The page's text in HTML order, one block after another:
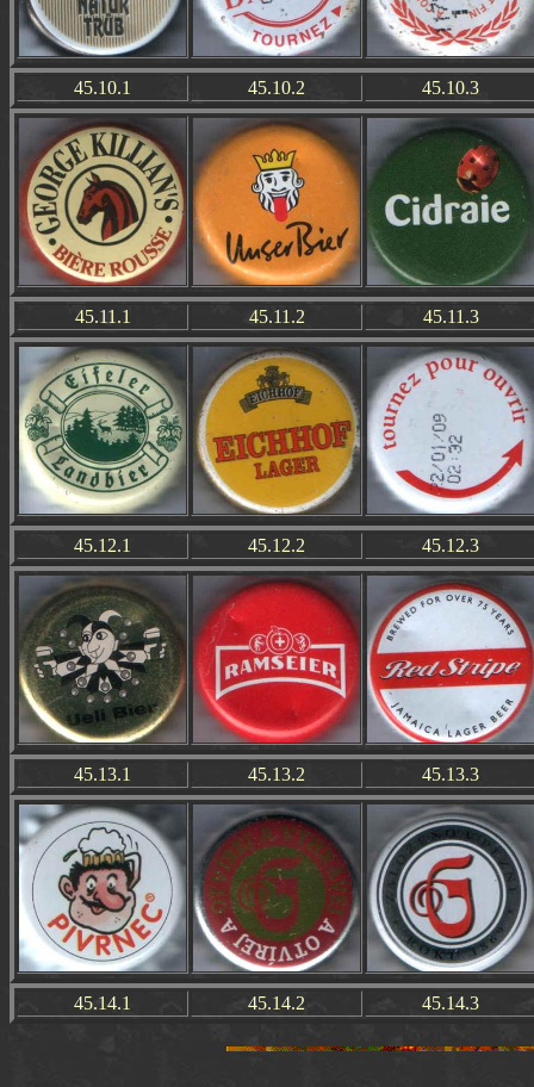
45.10.1 45.10.2 45.10.3
45.11.1 45.11.2 45.11.3
45.12.1 45.12.2 45.12.3
45.13.1 45.13.2 45.13.3
45.14.1 45.14.2 45.14.3